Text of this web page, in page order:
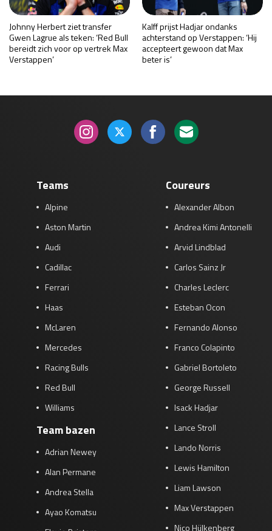
Johnny Herbert ziet transfer
Gwen Lagrue als teken: ‘Red Bull
bereidt zich voor op vertrek Max
Verstappen’
Kalff prijst Hadjar ondanks
achterstand op Verstappen: ‘Hij
accepteert gewoon dat Max
beter is’
Teams
Alpine
Aston Martin
Audi
Cadillac
Ferrari
Haas
McLaren
Mercedes
Racing Bulls
Red Bull
Williams
Team bazen
Adrian Newey
Alan Permane
Andrea Stella
Ayao Komatsu
Coureurs
Alexander Albon
Andrea Kimi Antonelli
Arvid Lindblad
Carlos Sainz Jr
Charles Leclerc
Esteban Ocon
Fernando Alonso
Franco Colapinto
Gabriel Bortoleto
George Russell
Isack Hadjar
Lance Stroll
Lando Norris
Lewis Hamilton
Liam Lawson
Max Verstappen
Nico Hülkenberg